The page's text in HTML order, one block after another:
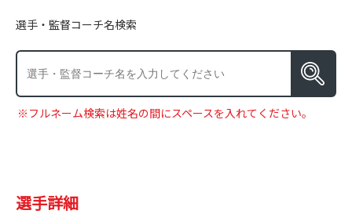
選手・監督コーチ名検索
※フルネーム検索は姓名の間にスペースを入れてください。
選手詳細